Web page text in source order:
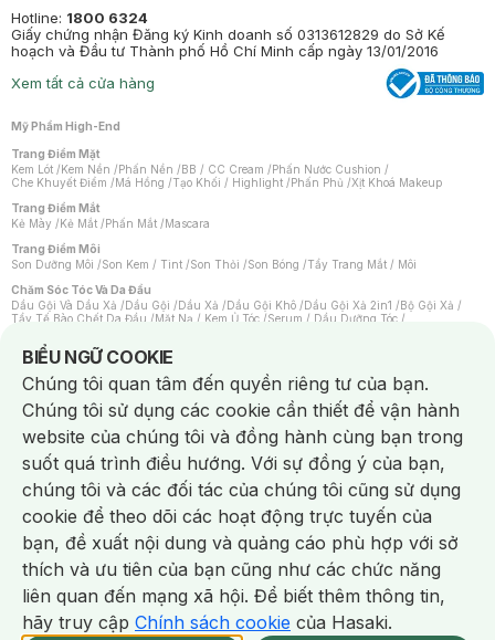
Giao Nhanh Miễn Phí 2H.
Hotline: 1800 6324
Giấy chứng nhận Đăng ký Kinh doanh số 0313612829 do Sở Kế
hoạch và Đầu tư Thành phố Hồ Chí Minh cấp ngày 13/01/2016
Xem tất cả cửa hàng
Mỹ Phẩm High-End
Trang Điểm Mặt
Kem Lót /Kem Nền /Phấn Nền /BB / CC Cream /Phấn Nước Cushion /
Che Khuyết Điểm /Má Hồng /Tạo Khối / Highlight /Phấn Phủ /Xịt Khoá Makeup
Trang Điểm Mắt
Kẻ Mày /Kẻ Mắt /Phấn Mắt /Mascara
Trang Điểm Môi
Son Dưỡng Môi /Son Kem / Tint /Son Thỏi /Son Bóng /Tẩy Trang Mắt / Môi
Chăm Sóc Tóc Và Da Đầu
Dầu Gội Và Dầu Xả /Dầu Gội /Dầu Xả /Dầu Gội Khô /Dầu Gội Xả 2in1 /Bộ Gội Xả /
Tẩy Tế Bào Chết Da Đầu /Mặt Nạ / Kem Ủ Tóc /Serum / Dầu Dưỡng Tóc /
Máy Sấy Tóc
Lược
Kem Tẩy Lông/Dụng Cụ Tẩy Lông
Nước Hoa
Nước Hoa Nam Nước Hoa Cao Cấp Xịt Thơm Toàn Thân
Nước Hoa Vùng Kín
Chăm Sóc Cá Nhân
Chống Muỗi
Khẩu Trang Máy Massage Mặt Nạ Xông Hơi/Nước Rửa Tay
Sản Phẩm Chăm Sóc Khác/ Bàn Chải Đánh Răng /Bàn Chải Điện/
Hỗ Trợ Trắng Răng / Kem Đánh Răng Máy Tăm Nước Nước Súc Miệng
Tăm / Chỉ Nha Khoa /Xịt Thơm Miệng / Dung Dịch Vệ Sinh/Dưỡng Vùng Kín/
Khăn Ướt Vệ Sinh Vùng Kín
/Băng Vệ Sinh Tampon Bọt Cạo Râu Dao Cạo Râu/
Máy Cạo Râu
Vấn Đề Về Da
Da Dầu / Lỗ Chân Lông To
Da Khô / Mất Nước /Da Lão Hóa / Da Mụn/
Da Nhạy Cảm / Kích Ứng/Da Xỉn Màu/Thâm / Nám / Tàn Nhang/
Quầng Thâm & Bọng Mắt/ Sẹo
Viêm Da Cơ Địa
BIỂU NGỮ COOKIE
Notice about cookies usage
Chúng tôi quan tâm đến quyền riêng tư của bạn.
Chúng tôi sử dụng các cookie cần thiết để vận hành
website của chúng tôi và đồng hành cùng bạn trong
suốt quá trình điều hướng. Với sự đồng ý của bạn,
chúng tôi và các đối tác của chúng tôi cũng sử dụng
cookie để theo dõi các hoạt động trực tuyến của
bạn, đề xuất nội dung và quảng cáo phù hợp với sở
thích và ưu tiên của bạn cũng như các chức năng
liên quan đến mạng xã hội. Để biết thêm thông tin,
hãy truy cập Chính sách cookie của Hasaki.